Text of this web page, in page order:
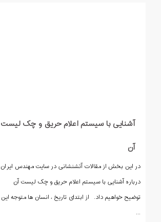
آشنایی با سیستم اعلام حریق و چک لیست
آن
در این بخش از مقالات آتشنشانی در سایت مهندس ایران
درباره آشنایی با سیستم اعلام حریق و چک لیست آن
توضیح خواهیم داد. از ابتدای تاریخ ، انسان ها متوجه این
...